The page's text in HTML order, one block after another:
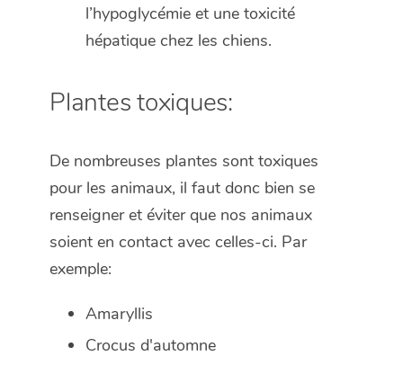
l’hypoglycémie et une toxicité
hépatique chez les chiens.
Plantes toxiques:
De nombreuses plantes sont toxiques
pour les animaux, il faut donc bien se
renseigner et éviter que nos animaux
soient en contact avec celles-ci. Par
exemple:
Amaryllis
Crocus d'automne